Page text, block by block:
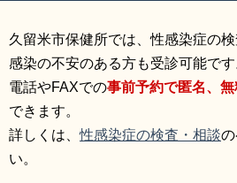
久留米市保健所では、性感染症の検
感染の不安のある方も受診可能です
電話やFAXでの事前予約で匿名、
できます。
詳しくは、性感染症の検査・相談
い。